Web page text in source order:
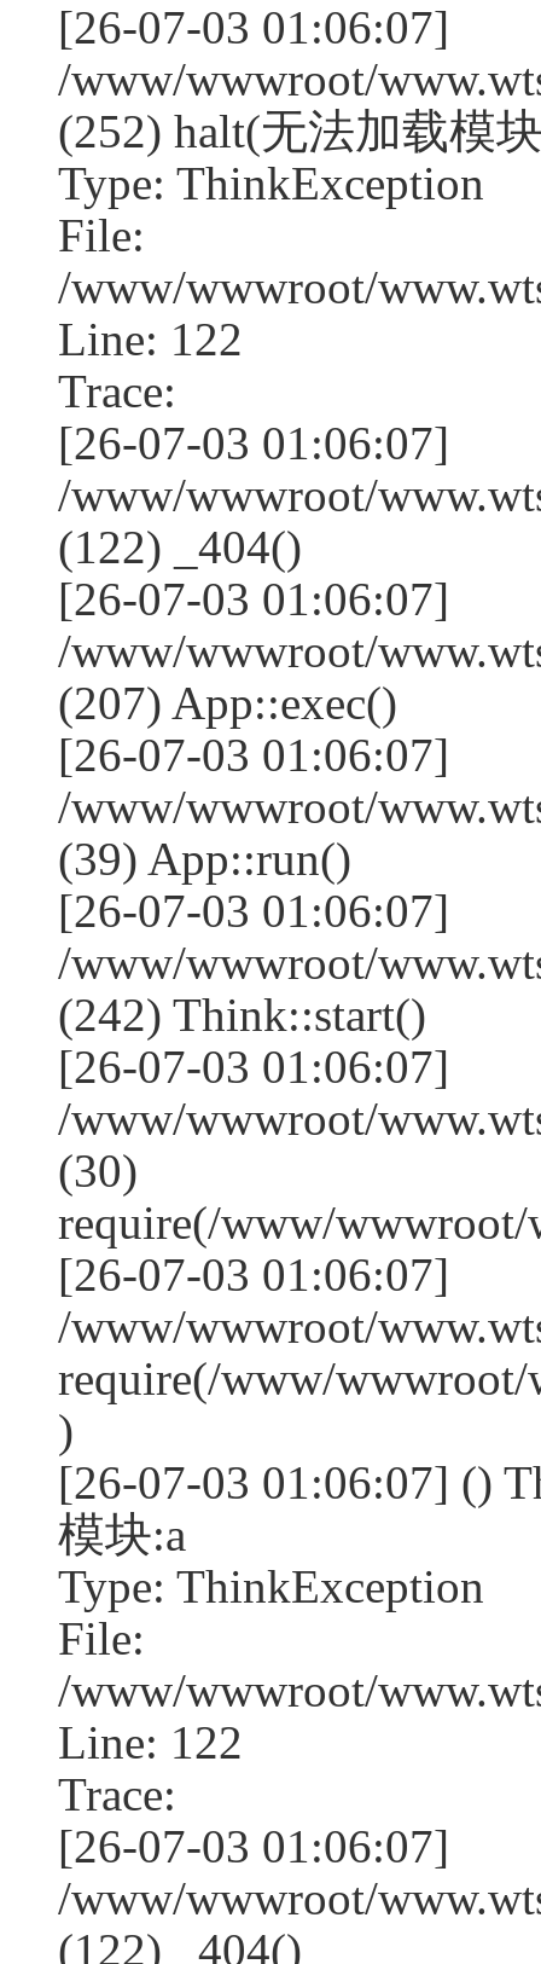
[26-07-03 01:06:07]
/www/wwwroot/
(252) halt(无法加载模
Type: ThinkException
File:
/www/wwwroot/
Line: 122
Trace:
[26-07-03 01:06:07]
/www/wwwroot/
(122) _404()
[26-07-03 01:06:07]
/www/wwwroot/
(207) App::exec()
[26-07-03 01:06:07]
/www/wwwroot/
(39) App::run()
[26-07-03 01:06:07]
/www/wwwroot/
(242) Think::start()
[26-07-03 01:06:07]
/www/wwwroot/
(30)
require(/www/wwwroot/
[26-07-03 01:06:07]
/www/wwwroot/
require(/www/wwwroot/
)
[26-07-03 01:06:07] ()
模块:a
Type: ThinkException
File:
/www/wwwroot/
Line: 122
Trace:
[26-07-03 01:06:07]
/www/wwwroot/
(122) _404()